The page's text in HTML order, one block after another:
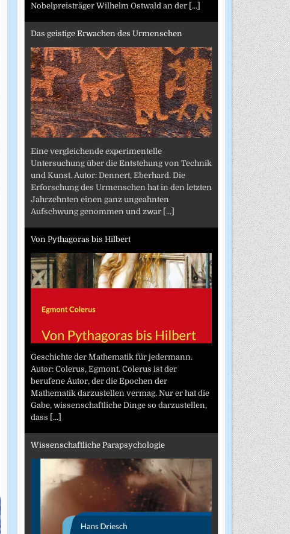
Nobelpreisträger Wilhelm Ostwald an der [...]
Das geistige Erwachen des Urmenschen
Eine vergleichende experimentelle
Untersuchung über die Entstehung von Technik
und Kunst. Autor: Dennert, Eberhard. Die
Erforschung des Urmenschen hat in den letzten
Jahrzehnten einen ganz ungeahnten
Aufschwung genommen und zwar [...]
Von Pythagoras bis Hilbert
Geschichte der Mathematik für jedermann.
Autor: Colerus, Egmont. Colerus ist der
berufene Autor, der die Epochen der
Mathematik darzustellen vermag. Nur er hat die
Gabe, wissenschaftliche Dinge so darzustellen,
dass [...]
Wissenschaftliche Parapsychologie